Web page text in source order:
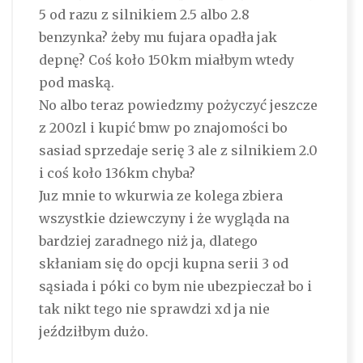
5 od razu z silnikiem 2.5 albo 2.8
benzynka? żeby mu fujara opadła jak
depnę? Coś koło 150km miałbym wtedy
pod maską.
No albo teraz powiedzmy pożyczyć jeszcze
z 200zl i kupić bmw po znajomości bo
sasiad sprzedaje serię 3 ale z silnikiem 2.0
i coś koło 136km chyba?
Juz mnie to wkurwia ze kolega zbiera
wszystkie dziewczyny i że wygląda na
bardziej zaradnego niż ja, dlatego
skłaniam się do opcji kupna serii 3 od
sąsiada i póki co bym nie ubezpieczał bo i
tak nikt tego nie sprawdzi xd ja nie
jeździłbym dużo.